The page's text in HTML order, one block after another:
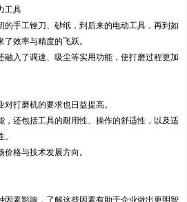
工具
的手工锉刀、砂纸，到后来的电动工具，再到如
效率与精度的飞跃。
融入了调速、吸尘等实用功能，使打磨过程更加
打磨机的要求也日益提高。
，还包括工具的耐用性、操作的舒适性，以及适
格与技术发展方向。
因素影响，了解这些因素有助于企业做出更明智